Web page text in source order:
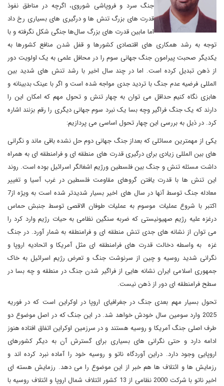
جنگ سرد و فروپاشی شوروی، اگرچه در مناطق نفوذ
قدرت های بزرگ تنش ها و درگیری های بسیاری رخ داد
اما مابین قدرت های بزرگ سال‌ها جنگی شکل نگرفته و با
توجه به رشد همکاری های اقتصادی کشورها و قفل شدن منافع کشورها به
یکدیگر صحبت پیرامون جنگ جهانی سوم را در محافل علمی به یک اولویت دور
از ذهن تبدیل کرده است. اما در چند سال اخیر با رشد تنش های شدید بین
المللی فرضیه عدم جنگ با تردید جدی مواجه شده است و اگر با عینک بدبینانه و
هابزی نگاه کنیم حداقل می توان به چهار تنش و تحول مهم که امکان این را
دارند که یک جنگ فراگیر وچه بسا یک نبرد سوم جهانی دیگری را رقم بزنند اشاره
کرد. در ذیل به بررسی این چهار تحول اساسی می پردازیم:
یکی از مهمترین مسائلی که بعداز جنگ جهانی دوم حل نشده باقی ماند و نگرانی
های بین المللی زیادی برای درگیری قدرت های منطقه ای و فرامنطقه ای به همراه
داشت مسئله تنش و جنگ بین فلسطین ورژیم اشغالگر اسرائیل بوده است. روند
این تنش ها با قدرت یافتن گروهای مقاومت فلسطین در غرب آسیا و تغییر
معادله جنگ توسط آنها در سال های اخیر بسیار شدیدتر شده است به ویژه از7
اکتبر با شروع عملیات موسوم به عملیات طوفان الاقصی توسط جنبش حماس
درغزه علیه رژیم صهیونیستی که ضربه سنگین نظامی به حیات رژیم وارد کرد را
می توان از نشانه های جدی تنش منطقه ای و فرامنطقه به شمار آورد. در جنگ
غزه به واسطه دخالت قدرت های فرامنطقه ای مثل آمریکا و اتحادیه اروپا و
نگرانی شدید روسیه و چین از سرنوشت جنگ و تعرض رژیم اسرائیل به خاک
جمهوری اسلامی ایران نشانه هایی از فراگیر شدن جنگ در منطقه و چه بسا در
سطح فرامنطقه ای دور از ذهن نیست.
تحول بسیار مهم بعدی جنگ در جغرافیای اروپا در اوکراین است که در فوریه
2025 وارد سومین سال خودش خواهد شد. در این جنگ که در اصل موضوع دو
طرف اصلی جنگ آمریکا و روسیه هستند و در سرزمین اوکراین اتفاق افتاده هنوز
ادامه دارد و حتی نگرانی های بسیاری برای گسترش آن به دیگر کشورهای
اروپایی وجود دارد. دراین آوردگاه ناتو و روسیه خود را آماده نبرد کرده اند و
رزمایش ها و ائتلاف ها هم خبر از این موضوع را می دهد. رزمایش هسته ای
اخیر ناتو با شرکت 2000 نظامی از 13 کشور ائتلاف شمال اروپا و ائتلاف روسیه با